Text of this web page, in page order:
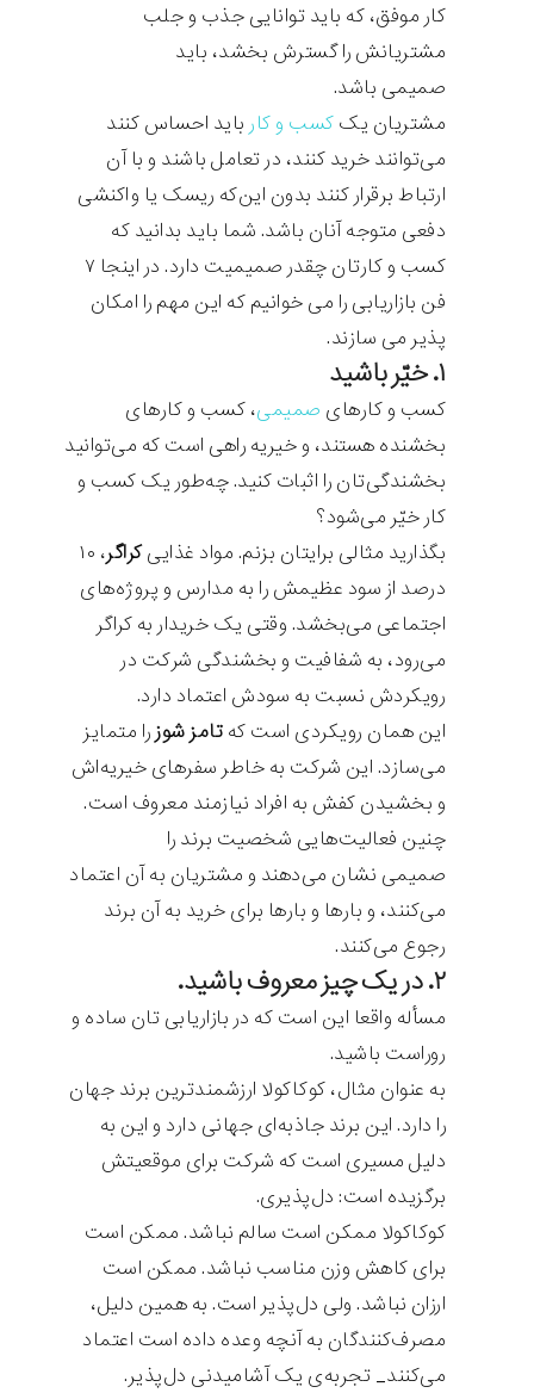
کار موفق، که باید توانایی جذب و جلب
مشتریانش را گسترش بخشد، باید
صمیمی باشد.
مشتریان یک کسب و کار باید احساس کنند‌
می‌توانند خرید کنند، در تعامل باشند و با آن
ارتباط برقرار کنند بدون این‌که ریسک یا واکنشی
دفعی متوجه آنان باشد. شما باید بدانید که
کسب و کارتان چقدر صمیمیت دارد. در اینجا ۷
فن بازاریابی را می خوانیم که این مهم را امکان
پذیر می سازند.
۱. خیّر باشید
کسب و کارهای صمیمی، کسب و کارهای
بخشنده هستند، و خیریه راهی است که می‌توانید
بخشندگی‌‌تان را اثبات کنید. چه‌طور یک کسب و
کار خیّر می‌شود؟
بگذارید مثالی برایتان بزنم. مواد غذاییکراگر ، ۱۰
درصد از سود عظیمش را به مدارس و پروژه‌های
اجتماعی می‌بخشد. وقتی یک خریدار به کراگر
می‌رود، به شفافیت و بخشندگی شرکت در
رویکردش نسبت به سودش اعتماد دارد.
این همان رویکردی است که تامز شوزرا متمایز
می‌سازد. این شرکت به خاطر سفرهای خیریه‌اش
و بخشیدن کفش به افراد نیازمند معروف است.
چنین فعالیت‌هایی شخصیت برند را
صمیمی نشان می‌دهند و مشتریان به آن اعتماد
می‌کنند، و بارها و بارها برای خرید به آن برند
رجوع می‌کنند.
۲. در یک چیز معروف باشید.
مسأله واقعا این است که در بازاریابی تان ساده و
روراست باشید.
به عنوان مثال، کوکاکولا ارزشمند‌ترین برند جهان
را دارد. این برند جاذبه‌ای جهانی دارد و این به
دلیل مسیری است که شرکت برای موقعیتش
برگزیده است: دل‌پذیری.
کوکاکولا ممکن است سالم نباشد. ممکن است
برای کاهش وزن مناسب نباشد. ممکن است
ارزان نباشد. ولی دل‌پذیر است. به همین دلیل،
مصرف‌کنندگان به آنچه وعده داده است اعتماد
می‌کنند_ تجربه‌ی یک آشامیدنی دل‌پذیر.